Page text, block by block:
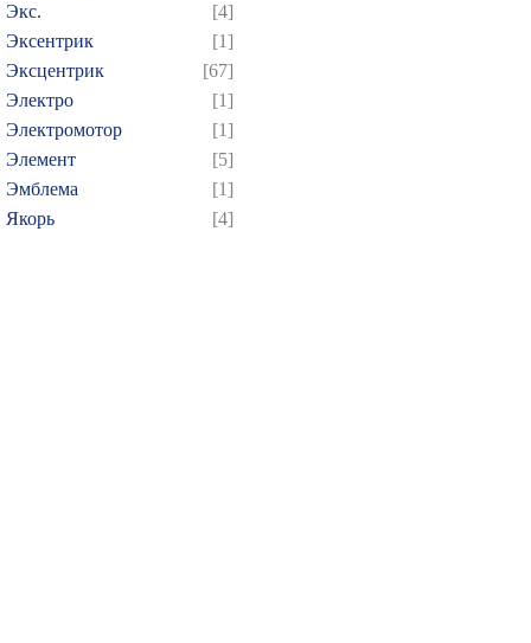
Экс.
[4]
Эксентрик
[1]
Эксцентрик
[67]
Электро
[1]
Электромотор
[1]
Элемент
[5]
Эмблема
[1]
Якорь
[4]